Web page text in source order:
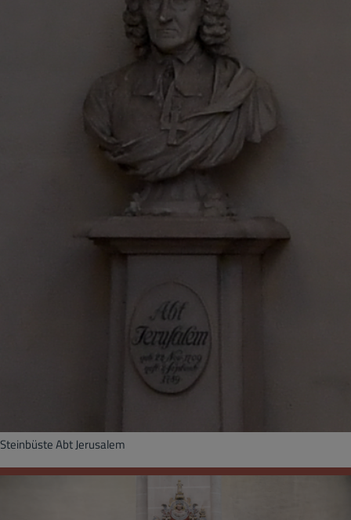
Steinbüste Abt Jerusalem